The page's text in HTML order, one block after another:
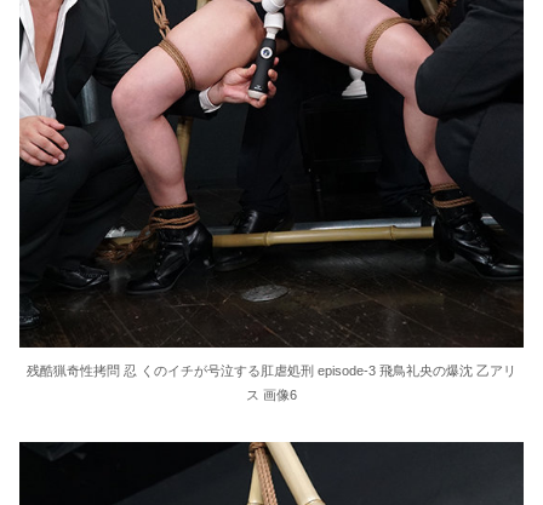
残酷猟奇性拷問 忍 くのイチが号泣する肛虐処刑 episode-3 飛鳥礼央の爆沈 乙アリ
ス 画像6